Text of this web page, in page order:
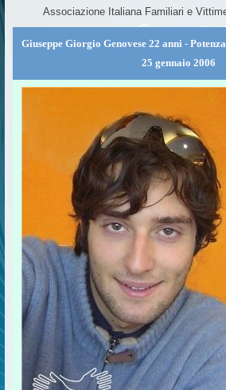
Associazione Italiana Familiari e
Giuseppe Giorgio Genovese 22 anni -
25 gennaio 2006